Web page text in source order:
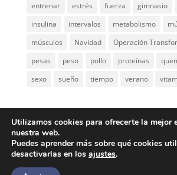
entrenar
estrés fuerza gimnasio
insulina
intervalos metabolismo
músculos
Navidad Operación
pesas
peso pollo proteínas
sexo
sueño tiempo verano
Qué es Transformer
Términos del servicio
Utilizamos cookies para ofrecerte la mejor
nuestra web.
Puedes aprender más sobre qué cookies
desactivarlas en los ajustes.